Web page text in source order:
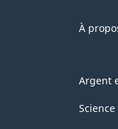
À
Argent